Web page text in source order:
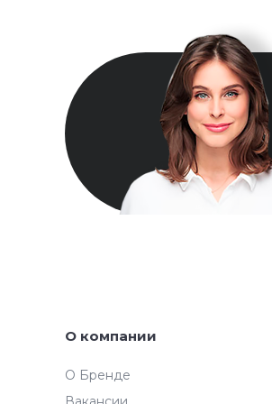
О компании
О Бренде